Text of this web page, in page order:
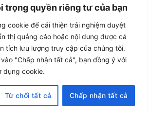
trọng quyền riêng tư của bạn
cookie để cải thiện trải nghiệm duyệt
thị quảng cáo hoặc nội dung được cá
tích lưu lượng truy cập của chúng tôi.
"Chấp nhận tất cả", bạn đồng ý với
dụng cookie.
Từ chối tất cả Chấp nhận tất cả
quốc tế
ngoài
2026 ©Cà Mau Logistics